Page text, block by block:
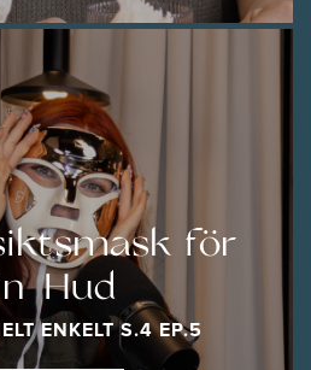
för
Hud
ENKELT S.4 EP.5